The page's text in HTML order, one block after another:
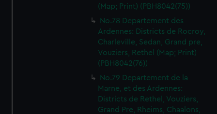
(Map; Print) (PBH8042(75))
No.78 Departement des
Ardennes: Districts de Rocroy,
Charleville, Sedan, Grand pre,
Vouziers, Rethel (Map; Print)
(PBH8042(76))
No.79 Departement de la
Marne, et des Ardennes:
Districts de Rethel, Vouziers,
Grand Pre, Rheims, Chaalons,